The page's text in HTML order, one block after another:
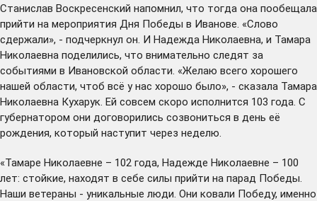
Станислав Воскресенский напомнил, что тогда она пообещала
прийти на мероприятия Дня Победы в Иванове. «Слово
сдержали», - подчеркнул он. И Надежда Николаевна, и Тамара
Николаевна поделились, что внимательно следят за
событиями в Ивановской области. «Желаю всего хорошего
нашей области, чтоб всё у нас хорошо было», - сказала Тамара
Николаевна Кухарук. Ей совсем скоро исполнится 103 года. С
губернатором они договорились созвониться в день её
рождения, который наступит через неделю.
«Тамаре Николаевне – 102 года, Надежде Николаевне – 100
лет: стойкие, находят в себе силы прийти на парад Победы.
Наши ветераны - уникальные люди. Они ковали Победу, именно